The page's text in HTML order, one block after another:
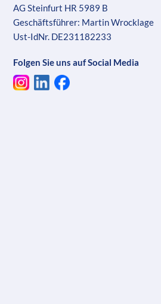
AG Steinfurt HR 5989 B
Geschäftsführer: Martin Wrocklage
Ust-IdNr. DE231182233
Folgen Sie uns auf Social Media